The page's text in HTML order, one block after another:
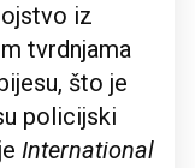
iz
tvrdnjama
što je
policijski
International